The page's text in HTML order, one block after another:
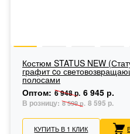
Костюм STATUS NEW
графит cо
полосами
Оптом: 6 948 р. 6 945 р.
В розницу: 8 599 р. 8 595 р.
КУПИТЬ В 1 КЛИК